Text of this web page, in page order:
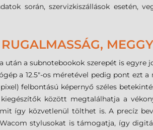
során, szervizkiszállások esetén,
után a subnotebookok szerepét is egyre
a 12.5"-os méretével pedig pont ezt
felbontású képernyő széles
között megtalálhatja a
így közvetlenül tölthet is. A precíz
stylusokat is támogatja, így